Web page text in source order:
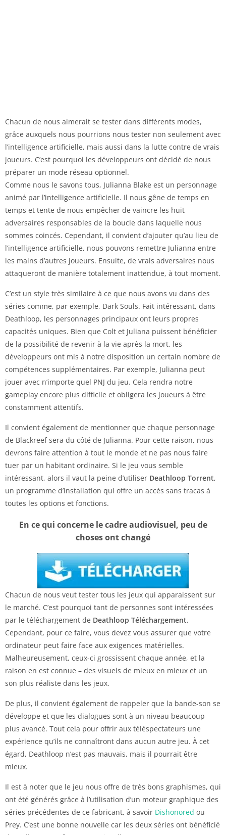
Chacun de nous aimerait se tester dans différents modes,
grâce auxquels nous pourrions nous tester non seulement avec
l’intelligence artificielle, mais aussi dans la lutte contre de vrais
joueurs. C’est pourquoi les développeurs ont décidé de nous
préparer un mode réseau optionnel.
Comme nous le savons tous, Julianna Blake est un personnage
animé par l’intelligence artificielle. Il nous gêne de temps en
temps et tente de nous empêcher de vaincre les huit
adversaires responsables de la boucle dans laquelle nous
sommes coincés. Cependant, il convient d’ajouter qu’au lieu de
l’intelligence artificielle, nous pouvons remettre Julianna entre
les mains d’autres joueurs. Ensuite, de vrais adversaires nous
attaqueront de manière totalement inattendue, à tout moment.
C’est un style très similaire à ce que nous avons vu dans des
séries comme, par exemple, Dark Souls. Fait intéressant, dans
Deathloop, les personnages principaux ont leurs propres
capacités uniques. Bien que Colt et Juliana puissent bénéficier
de la possibilité de revenir à la vie après la mort, les
développeurs ont mis à notre disposition un certain nombre de
compétences supplémentaires. Par exemple, Julianna peut
jouer avec n’importe quel PNJ du jeu. Cela rendra notre
gameplay encore plus difficile et obligera les joueurs à être
constamment attentifs.
Il convient également de mentionner que chaque personnage
de Blackreef sera du côté de Julianna. Pour cette raison, nous
devrons faire attention à tout le monde et ne pas nous faire
tuer par un habitant ordinaire. Si le jeu vous semble
intéressant, alors il vaut la peine d’utiliser Deathloop Torrent,
un programme d’installation qui offre un accès sans tracas à
toutes les options et fonctions.
En ce qui concerne le cadre audiovisuel, peu de
choses ont changé
Chacun de nous veut tester tous les jeux qui apparaissent sur
le marché. C’est pourquoi tant de personnes sont intéressées
par le téléchargement de Deathloop Téléchargement.
Cependant, pour ce faire, vous devez vous assurer que votre
ordinateur peut faire face aux exigences matérielles.
Malheureusement, ceux-ci grossissent chaque année, et la
raison en est connue – des visuels de mieux en mieux et un
son plus réaliste dans les jeux.
De plus, il convient également de rappeler que la bande-son se
développe et que les dialogues sont à un niveau beaucoup
plus avancé. Tout cela pour offrir aux téléspectateurs une
expérience qu’ils ne connaîtront dans aucun autre jeu. À cet
égard, Deathloop n’est pas mauvais, mais il pourrait être
mieux.
Il est à noter que le jeu nous offre de très bons graphismes, qui
ont été générés grâce à l’utilisation d’un moteur graphique des
séries précédentes de ce fabricant, à savoir Dishonored ou
Prey. C’est une bonne nouvelle car les deux séries ont bénéficié